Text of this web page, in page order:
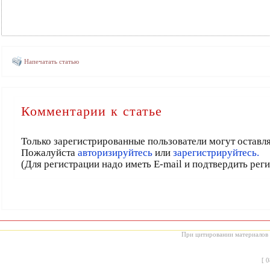
Напечатать статью
Комментарии к статье
Только зарегистрированные пользователи могут
Пожалуйста авторизируйтесьили зарегистрируйтесь.
(Для регистрации надо иметь E-mail и подтвердить
При цитировании материалов
[